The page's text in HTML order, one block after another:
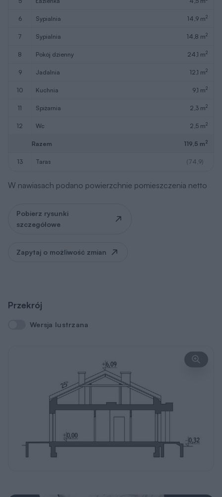
6 sypialnia 14,9 m2
7 sypialnia 14,8 m2
8 pokój dzienny 24,1 m2
9 jadalnia 12,1 m2
10 kuchnia 9,1 m2
11 spiżarnia 2,3 m2
12 wc 2,5 m2
Razem 119,5 m2
13 taras (74,9)
W nawiasach podano powierzchnie pomieszczenia netto
Pobierz rysunki
szczegółowe
Zapytaj o możliwość zmian
Przekrój
Wersja lustrzana
Wersja lustrzana